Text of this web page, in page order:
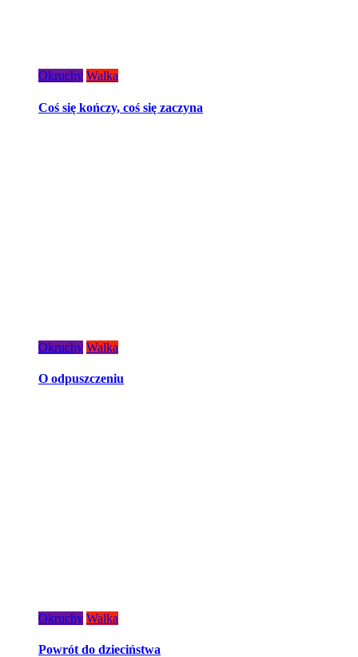
Okruchy Walka
Coś się kończy, coś się zaczyna
Okruchy Walka
O odpuszczeniu
Okruchy Walka
Powrót do dzieciństwa